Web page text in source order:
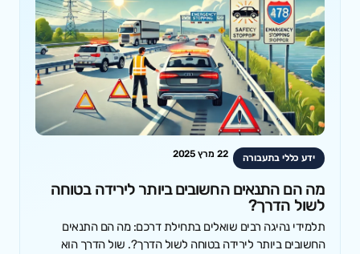
ידע כללי בתעבורה 22 מרץ 2025
מה הם התנאים החשובים ביותר לירידה בטוחה
לשול הדרך?
תלמידי נהיגה רבים שואלים בתחילת דרכם: מה הם התנאים
החשובים ביותר לירידה בטוחה לשול הדרך?. שול הדרך הוא